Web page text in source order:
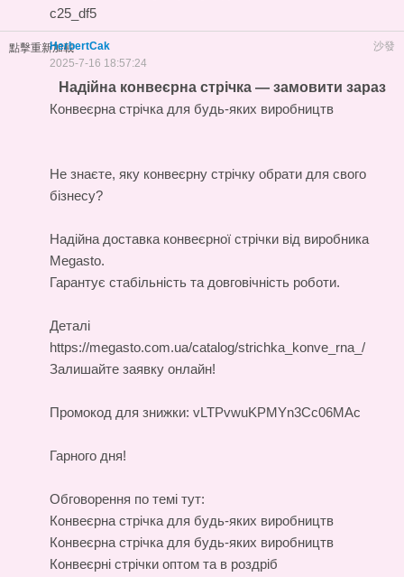
c25_df5
點擊重新加載 沙發
HerbertCak
2025-7-16 18:57:24
Надійна конвеєрна стрічка — замовити зараз
Конвеєрна стрічка для будь-яких виробництв
Не знаєте, яку конвеєрну стрічку обрати для свого
бізнесу?
Надійна доставка конвеєрної стрічки від виробника
Megasto.
Гарантує стабільність та довговічність роботи.
Деталі
https://megasto.com.ua/catalog/strichka_konve_rna_/
Залишайте заявку онлайн!
Промокод для знижки: vLTPvwuKPMYn3Cc06MAc
Гарного дня!
Обговорення по темі тут:
Конвеєрна стрічка для будь-яких виробництв
Конвеєрна стрічка для будь-яких виробництв
Конвеєрні стрічки оптом та в роздріб